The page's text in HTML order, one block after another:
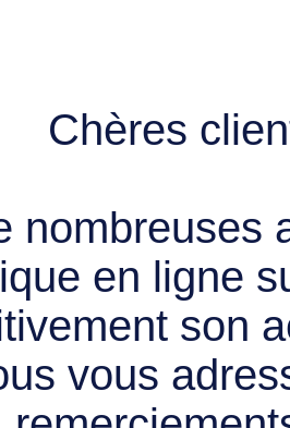
Chères
nombreuses
en ligne
son
vous